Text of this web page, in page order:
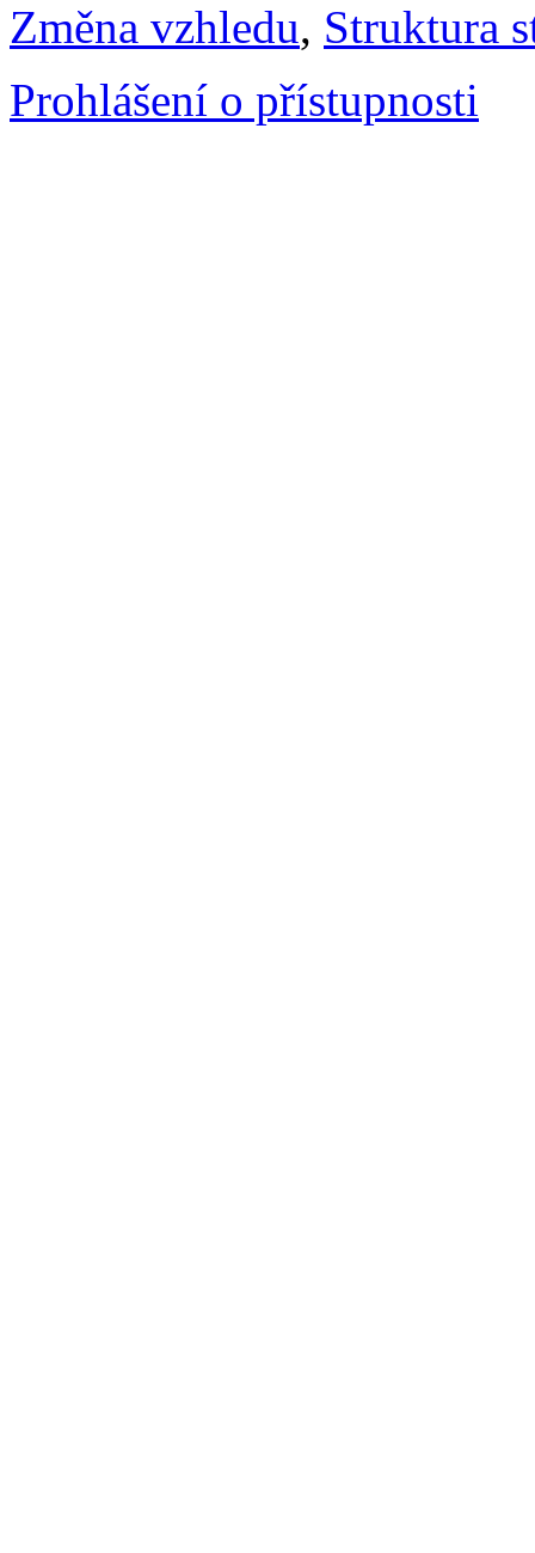
Změna vzhledu, Struktura
Prohlášení o přístupnosti